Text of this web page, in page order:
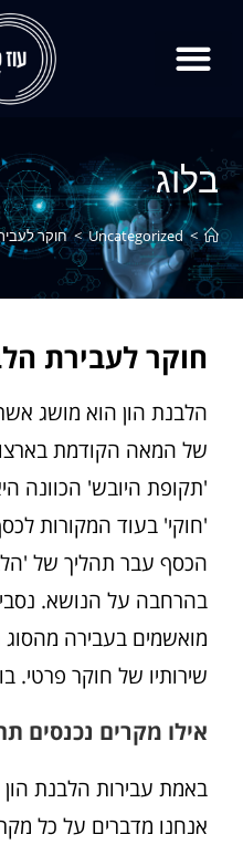
בלוג
>
Uncategorized
> חוקר
חוקר לעבירת
הלבנת הון הוא מושג
של המאה הקודמת
'תקופת היובש' הכוונה
'חוקי' בעוד המקורות
הכסף עבר תהליך של
בהרחבה על הנושא.
מואשמים בעבירה מהסוג
שירותיו של חוקר פרטי.
אילו מקרים נכנסים
באמת עבירות הלבנת הון
אנחנו מדברים על כל